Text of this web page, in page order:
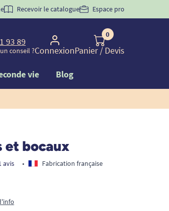
la 1ère commande d'incontinence
Recevoir le catalogue Espace pro
93 89
conseil ?Connexion
0
Panier/ Devis
vie Blog
et bocaux
avis • Fabrication française